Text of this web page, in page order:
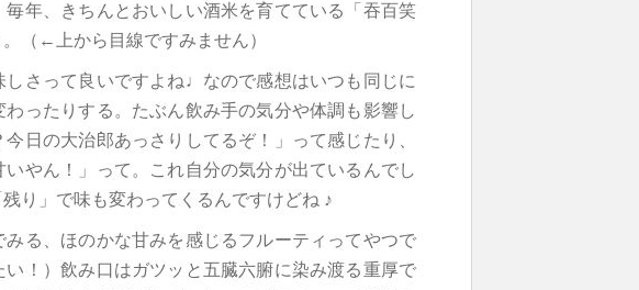
年、きちんとおいしい酒米を育てている「吞百笑
（←上から目線ですみません）
さって良いですよね♩なので感想はいつも同じに
ったりする。たぶん飲み手の気分や体調も影響し
日の大治郎あっさりしてるぞ！」って感じたり、
いやん！」って。これ自分の気分が出ているんでし
り」で味も変わってくるんですけどね ♪
る、ほのかな甘みを感じるフルーティってやつで
！）飲み口はガツッと五臓六腑に染み渡る重厚で